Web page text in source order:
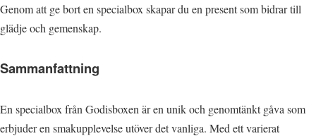
Genom att ge bort en specialbox skapar du en present som bidrar till
glädje och gemenskap.
Sammanfattning
En specialbox från Godisboxen är en unik och genomtänkt gåva som
erbjuder en smakupplevelse utöver det vanliga. Med ett varierat